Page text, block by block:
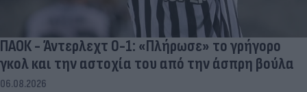
ΠΑΟΚ - Άντερλεχτ 0-1: «Πλήρωσε» το γρήγορο
γκολ και την αστοχία του από την άσπρη βούλα
06.08.2026